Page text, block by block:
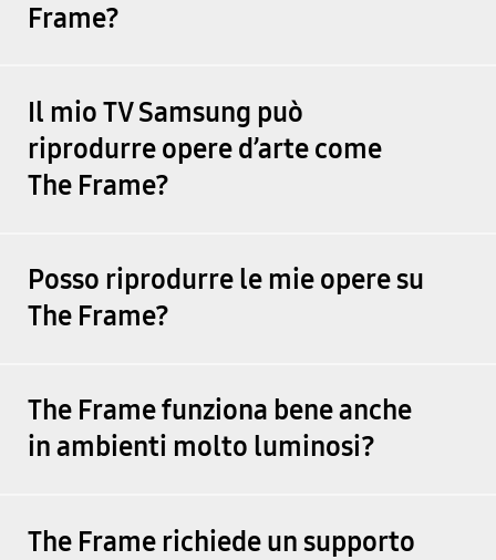
Frame?
Il mio TV Samsung può
riprodurre opere d’arte come
The Frame?
Posso riprodurre le mie opere su
The Frame?
The Frame funziona bene anche
in ambienti molto luminosi?
The Frame richiede un supporto